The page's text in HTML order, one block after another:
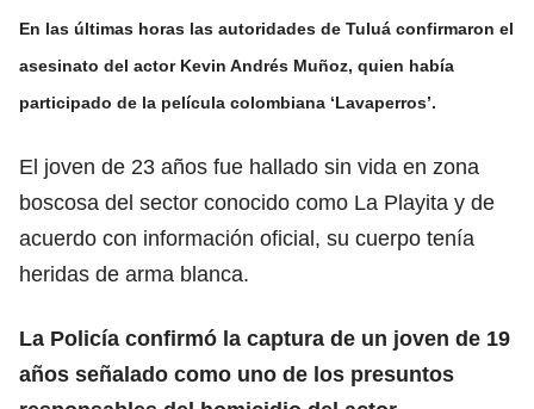
En las últimas horas las autoridades de Tuluá confirmaron el
asesinato del actor Kevin Andrés Muñoz, quien había
participado de la película colombiana ‘Lavaperros’.
El joven de 23 años fue hallado sin vida en zona
boscosa del sector conocido como La Playita y de
acuerdo con información oficial, su cuerpo tenía
heridas de arma blanca.
La Policía confirmó la captura de un joven de 19
años señalado como uno de los presuntos